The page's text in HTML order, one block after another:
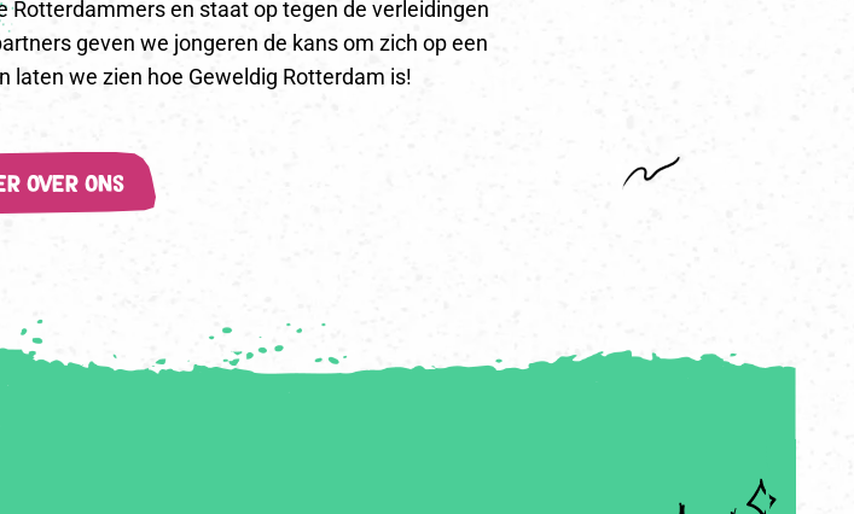
Rotterdammers en staat op tegen de verleidingen
geven we jongeren de kans om zich op een
laten we zien hoe Geweldig Rotterdam is!
over ons